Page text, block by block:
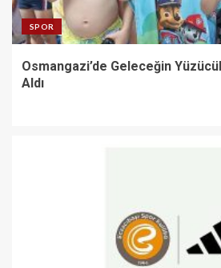
SPOR
Osmangazi’de Geleceğin
Aldı